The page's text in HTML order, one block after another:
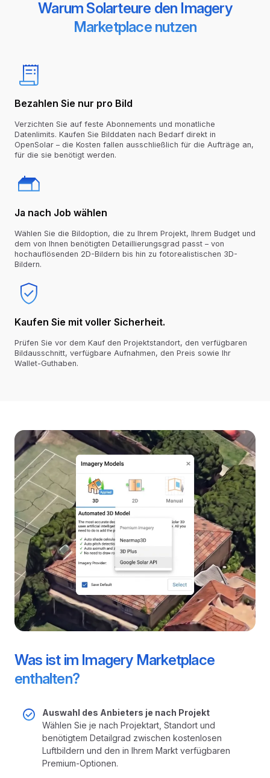
Warum Solarteure den Imagery
Marketplace nutzen
Bezahlen Sie nur pro Bild
Verzichten Sie auf feste Abonnements und monatliche
Datenlimits. Kaufen Sie Bilddaten nach Bedarf direkt in
OpenSolar – die Kosten fallen ausschließlich für die Aufträge an,
für die sie benötigt werden.
Ja nach Job wählen
Wählen Sie die Bildoption, die zu Ihrem Projekt, Ihrem Budget und
dem von Ihnen benötigten Detaillierungsgrad passt – von
hochauflösenden 2D-Bildern bis hin zu fotorealistischen 3D-
Bildern.
Kaufen Sie mit voller Sicherheit.
Prüfen Sie vor dem Kauf den Projektstandort, den verfügbaren
Bildausschnitt, verfügbare Aufnahmen, den Preis sowie Ihr
Wallet-Guthaben.
Was ist im Imagery Marketplace
enthalten?
Auswahl des Anbieters je nach Projekt
Wählen Sie je nach Projektart, Standort und
benötigtem Detailgrad zwischen kostenlosen
Luftbildern und den in Ihrem Markt verfügbaren
Premium-Optionen.